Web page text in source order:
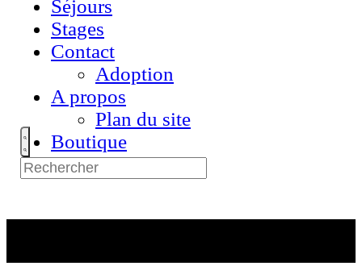
Séjours
Stages
Contact
Adoption
A propos
Plan du site
Boutique